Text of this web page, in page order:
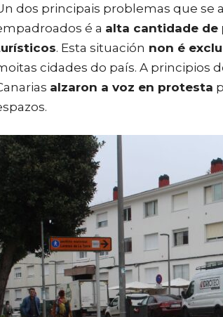
dos principais problemas que
é a alta cantidade de
. Esta situación non é
cidades do país. A principios
alzaron a voz en protesta